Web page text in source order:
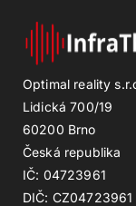
Optimal reality
Lidická 700/19
60200 Brno
Česká republika
IČ: 04723961
DIČ: CZ04723961